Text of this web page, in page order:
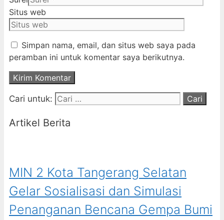
Situs web
Simpan nama, email, dan situs web saya pada
peramban ini untuk komentar saya berikutnya.
Cari untuk:
Artikel Berita
MIN 2 Kota Tangerang Selatan
Gelar Sosialisasi dan Simulasi
Penanganan Bencana Gempa Bumi